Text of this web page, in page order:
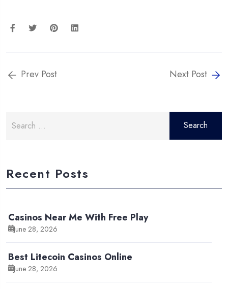
Prev Post Next Post
for:
Recent Posts
Casinos Near Me With Free Play
June 28, 2026
Best Litecoin Casinos Online
June 28, 2026